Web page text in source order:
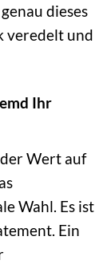
dieses
veredelt und
Ihr
Wert auf
Wahl. Es ist
Ein